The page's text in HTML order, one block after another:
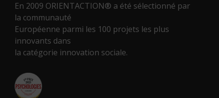
En 2009 ORIENTACTION® a été sélectionné par
la communauté
Européenne parmi les 100 projets les plus
innovants dans
la catégorie innovation sociale.